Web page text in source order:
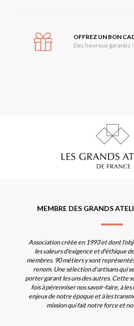
OFFREZ UN BON
Des heureux garantis !
MEMBRE DES GRANDS
Association créée en 1993 et dont
les valeurs d'exigence et d'éthique
membres. 90 métiers y sont
renom. Une sélection d'artisans qui
porter garant les uns des autres. Cette
fois à pérenniser nos savoir-faire, à
enjeux de notre époque et à les
mission qui fait notre force et